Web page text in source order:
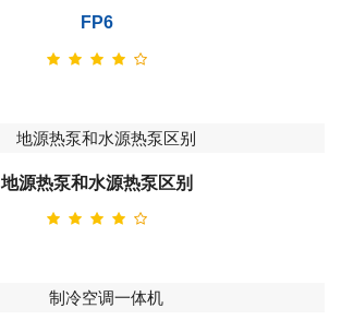
FP6
地源热泵和水源热泵区别